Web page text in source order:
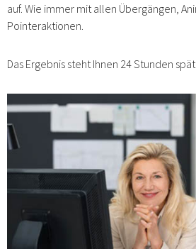
auf. Wie immer mit allen Übergängen,
Pointeraktionen.
Das Ergebnis steht Ihnen 24 Stunden